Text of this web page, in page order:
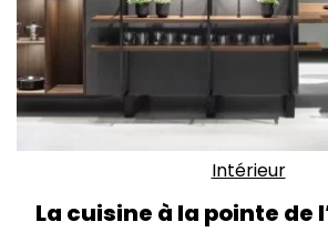
Intérieur
La cuisine à la pointe de